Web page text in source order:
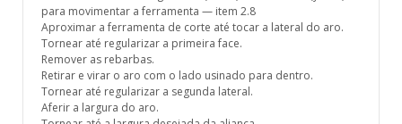
para movimentar a ferramenta — item 2.8
Aproximar a ferramenta de corte até tocar a lateral do aro.
Tornear até regularizar a primeira face.
Remover as rebarbas.
Retirar e virar o aro com o lado usinado para dentro.
Tornear até regularizar a segunda lateral.
Aferir a largura do aro.